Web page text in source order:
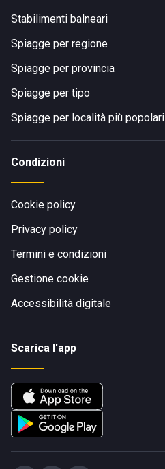
Stabilimenti balneari
Spiagge per regione
Spiagge per provincia
Spiagge per tipo
Spiagge per località più popolari
Condizioni
Cookie policy
Privacy policy
Termini e condizioni
Gestione cookie
Accessibilità digitale
Scarica l'app